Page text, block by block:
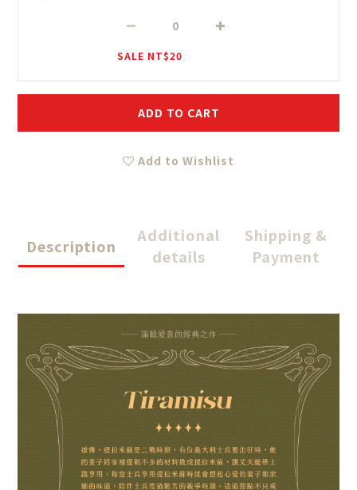
SALE NT$20
ADD TO CART
Add to Wishlist
Description
Additional
details
Shipping &
Payment